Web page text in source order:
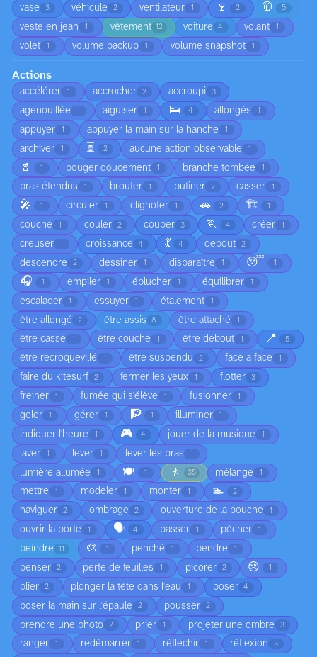
vase 3 véhicule 2 ventilateur 1 🍷 2 🧥 5
veste en jean 1 vêtement 12 voiture 4 volant 1
volet 1 volume backup 1 volume snapshot 1
Actions
accélérer 1 accrocher 2 accroupi 3
agenouillée 1 aiguiser 1 🛌 4 allongés 1
appuyer 1 appuyer la main sur la hanche 1
archiver 1 ⏳ 2 aucune action observable 1
🥤 1 bouger doucement 1 branche tombée 1
bras étendus 1 brouter 1 butiner 2 casser 1
🎤 1 circuler 1 clignoter 1 🚗 2 🏗️ 1
couché 1 couler 2 couper 3 🏃 4 créer 1
creuser 1 croissance 4 💃 4 debout 2
descendre 2 dessiner 1 disparaître 1 😴 1
🎧 1 empiler 1 éplucher 1 équilibrer 1
escalader 1 essuyer 1 étalement 1
être allongé 2 être assis 8 être attaché 1
être cassé 1 être couché 1 être debout 1 📍 5
être recroquevillé 1 être suspendu 2 face à face 1
faire du kitesurf 2 fermer les yeux 1 flotter 3
freiner 1 fumée qui s'élève 1 fusionner 1
geler 1 gérer 1 🧗 1 illuminer 1
indiquer l'heure 1 🎮 4 jouer de la musique 1
laver 1 lever 1 lever les bras 1
lumière allumée 1 🍽️ 1 🚶 35 mélange 1
mettre 1 modeler 1 monter 1 🏊 2
naviguer 2 ombrage 2 ouverture de la bouche 1
ouvrir la porte 1 🗣️ 4 passer 1 pêcher 1
peindre 11 🎨 1 penché 1 pendre 1
penser 2 perte de feuilles 1 picorer 2 😢 1
plier 2 plonger la tête dans l'eau 1 poser 4
poser la main sur l'épaule 2 pousser 2
prendre une photo 2 prier 1 projeter une ombre 3
ranger 1 redémarrer 1 réfléchir 1 réflexion 3